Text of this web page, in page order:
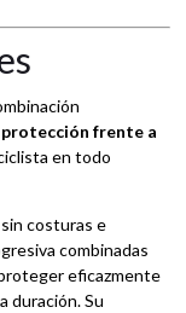
frente a
en todo
sin costuras e
combinadas
eficazmente
duración. Su